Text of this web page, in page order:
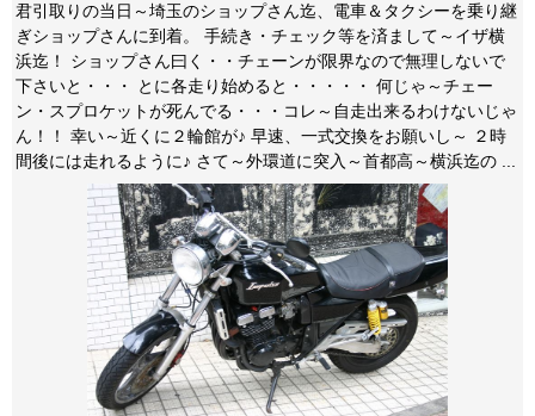
君引取りの当日～埼玉のショップさん迄、電車＆タクシーを乗り継
ぎショップさんに到着。 手続き・チェック等を済まして～イザ横
浜迄！ ショップさん曰く・・チェーンが限界なので無理しないで
下さいと・・・ とに各走り始めると・・・・・ 何じゃ～チェー
ン・スプロケットが死んでる・・・コレ～自走出来るわけないじゃ
ん！！ 幸い～近くに２輪館が♪ 早速、一式交換をお願いし～ ２時
間後には走れるように♪ さて～外環道に突入～首都高～横浜迄の ...